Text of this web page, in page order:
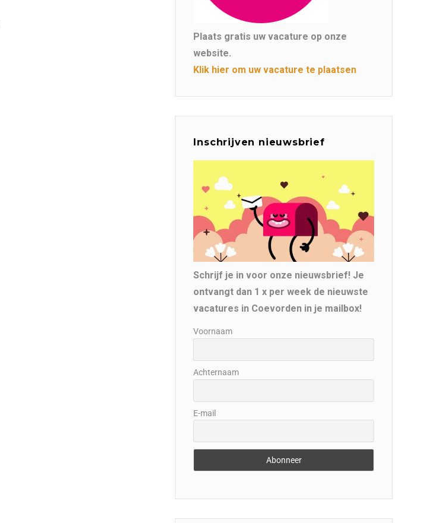
Plaats gratis uw vacature op onze
website.
Klik hier om uw vacature te plaatsen
Inschrijven nieuwsbrief
Schrijf je in voor onze nieuwsbrief! Je
ontvangt dan 1 x per week de nieuwste
vacatures in Coevorden in je mailbox!
Voornaam
Achternaam
E-mail